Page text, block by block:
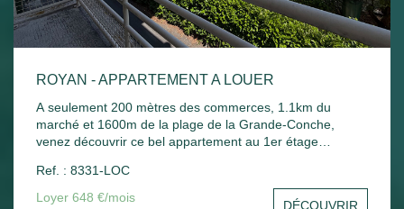
ROYAN - APPARTEMENT A LOUER
A seulement 200 mètres des commerces, 1.1km du
marché et 1600m de la plage de la Grande-Conche,
venez découvrir ce bel appartement au 1er étage
chambre, un balcon donnant sur le séjour et la chambre,
une salle de bain, un wc et un stationnement commun.
Ref. : 8331-LOC
Loyer 648 €/mois
DÉCOUVRIR